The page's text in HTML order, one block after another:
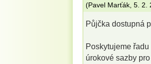
(Pavel Marťák 5. 2.
Půjčka dostupná
Poskytujeme
úrokové sazby